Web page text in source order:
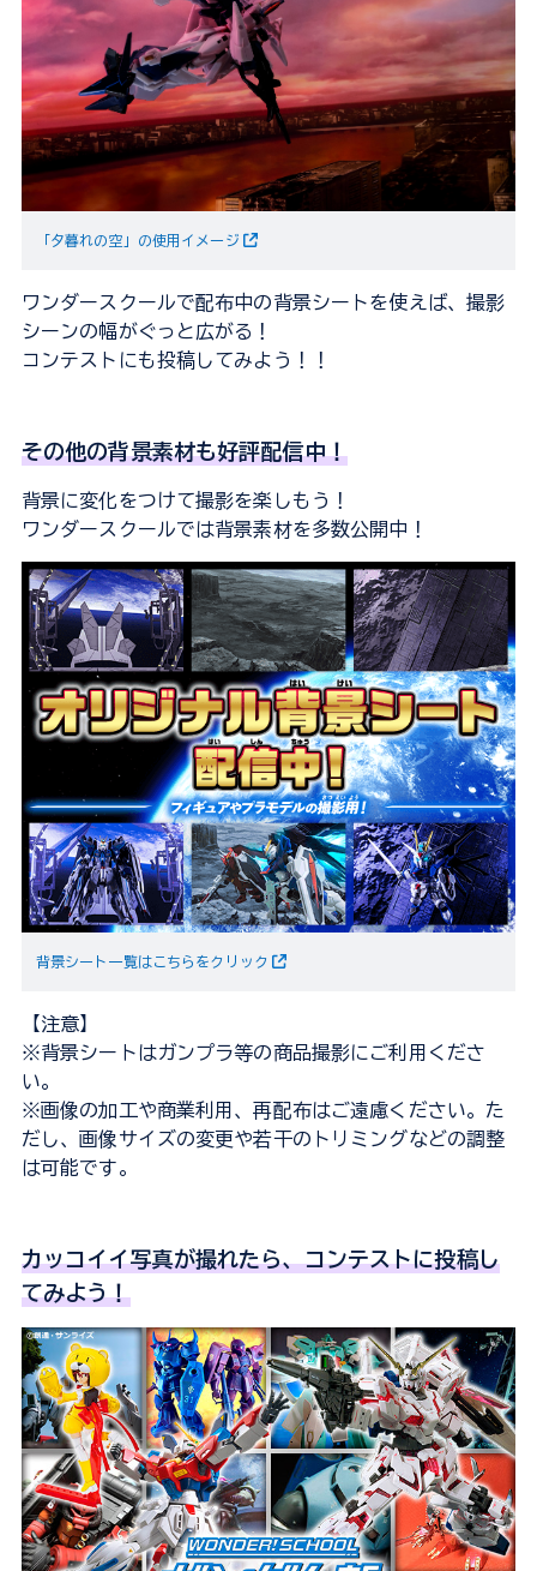
「夕暮れの空」の使用イメージ
ワンダースクールで配布中の背景シートを使えば、撮影
シーンの幅がぐっと広がる！
コンテストにも投稿してみよう！！
その他の背景素材も好評配信中！
背景に変化をつけて撮影を楽しもう！
ワンダースクールでは背景素材を多数公開中！
背景シート一覧はこちらをクリック
【注意】
※背景シートはガンプラ等の商品撮影にご利用くださ
い。
※画像の加工や商業利用、再配布はご遠慮ください。た
だし、画像サイズの変更や若干のトリミングなどの調整
は可能です。
カッコイイ写真が撮れたら、コンテストに投稿し
てみよう！